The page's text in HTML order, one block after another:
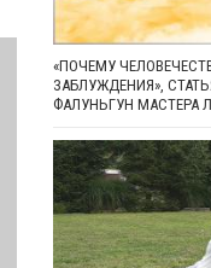
«ПОЧЕМУ
ЗАБЛУЖДЕНИЯ»,
ФАЛУНЬГУН МАСТЕРА